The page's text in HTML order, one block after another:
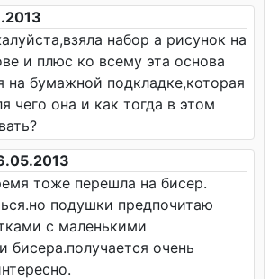
набор а рисунок на
и плюс ко всему эта основа
на бумажной подкладке,которая
чего она и как тогда в этом
тоже перешла на бисер.
подушки предпочитаю
с маленькими
бисера.получается очень